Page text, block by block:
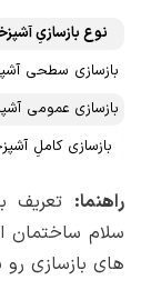
نوع بازسازیِ
بازسازی سطحی
بازسازی عمومی
بازسازی کاملِ
راهنما:
سلام ساختمان
های بازسازی رو